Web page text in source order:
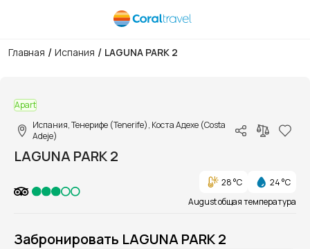
Главная / Испания / LAGUNA PARK 2
Apart
Испания, Тенерифе (Tenerife), Коста Адехе (Costa
Adeje)
LAGUNA PARK 2
28 °C
24 °C
August общая температура
Забронировать LAGUNA PARK 2